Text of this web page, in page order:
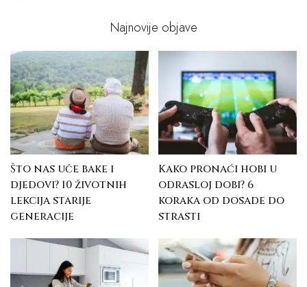
Najnovije objave
Što nas uče bake i
djedovi? 10 životnih
lekcija starije
generacije
Kako pronaći hobi u
odrasloj dobi? 6
koraka od dosade do
strasti